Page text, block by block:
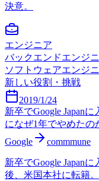
決意。
エンジニア
バックエンドエンジ
ソフトウェアエンジ
新しい役割・挑戦
2019/1/24
新卒でGoogle Japan
になぜ1年でやめたの
Google
commmune
新卒でGoogle Japan
後、米国本社に転籍